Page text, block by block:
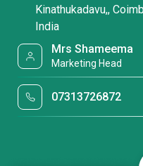
Kinathukadavu,,
India
Mrs Shameema
Marketing Head
07313726872